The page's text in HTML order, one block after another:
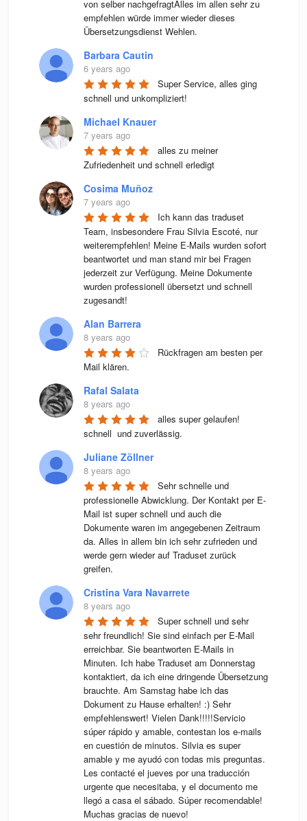
von selber nachgefragtAlles im allen sehr zu
empfehlen würde immer wieder dieses
Übersetzungsdienst Wehlen.
Barbara Cautin
6 years ago
Super Service, alles ging
schnell und unkompliziert!
Michael Knauer
7 years ago
alles zu meiner
Zufriedenheit und schnell erledigt
Cosima Muñoz
7 years ago
Ich kann das traduset
Team, insbesondere Frau Silvia Escoté, nur
weiterempfehlen! Meine E-Mails wurden sofort
beantwortet und man stand mir bei Fragen
jederzeit zur Verfügung. Meine Dokumente
wurden professionell übersetzt und schnell
zugesandt!
Alan Barrera
8 years ago
Rückfragen am besten per
Mail klären.
Rafal Salata
8 years ago
alles super gelaufen!
schnell  und zuverlässig.
Juliane Zöllner
8 years ago
Sehr schnelle und
professionelle Abwicklung. Der Kontakt per E-
Mail ist super schnell und auch die
Dokumente waren im angegebenen Zeitraum
da. Alles in allem bin ich sehr zufrieden und
werde gern wieder auf Traduset zurück
greifen.
Cristina Vara Navarrete
8 years ago
Super schnell und sehr
sehr freundlich! Sie sind einfach per E-Mail
erreichbar. Sie beantworten E-Mails in
Minuten. Ich habe Traduset am Donnerstag
kontaktiert, da ich eine dringende Übersetzung
brauchte. Am Samstag habe ich das
Dokument zu Hause erhalten! :) Sehr
empfehlenswert! Vielen Dank!!!!!Servicio
súper rápido y amable, contestan los e-mails
en cuestión de minutos. Silvia es super
amable y me ayudó con todas mis preguntas.
Les contacté el jueves por una traducción
urgente que necesitaba, y el documento me
llegó a casa el sábado. Súper recomendable!
Muchas gracias de nuevo!